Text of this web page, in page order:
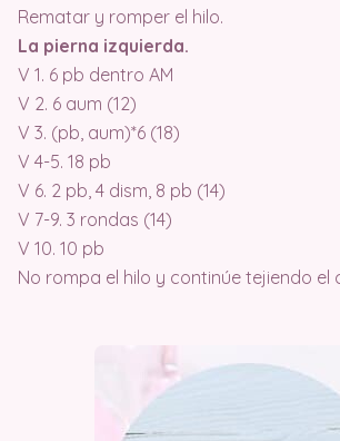
Rematar y romper el hilo.
La pierna izquierda.
V 1. 6 pb dentro AM
V 2. 6 aum (12)
V 3. (pb, aum)*6 (18)
V 4-5. 18 pb
V 6. 2 pb, 4 dism, 8 pb (14)
V 7-9. 3 rondas (14)
V 10. 10 pb
No rompa el hilo y continúe tejiendo el